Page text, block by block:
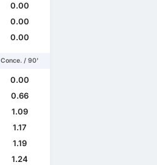
0.00
0.00
0.00
Conce. / 90'
0.00
0.66
1.09
1.17
1.19
1.24